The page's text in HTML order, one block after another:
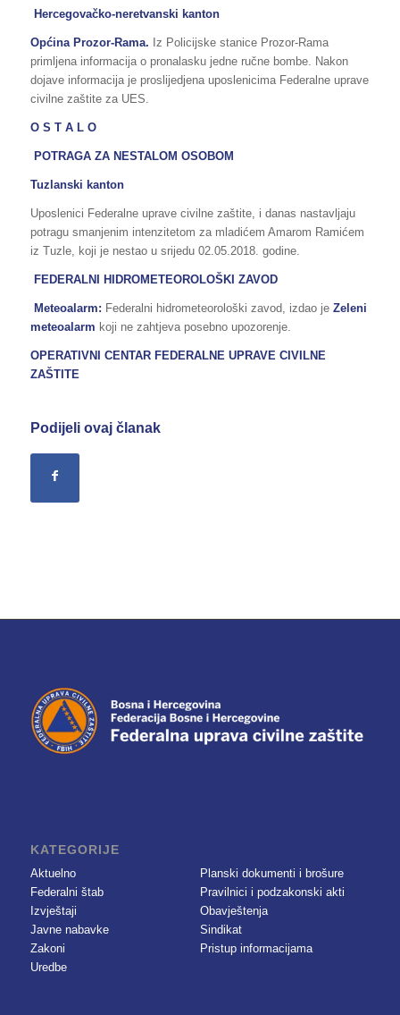
Hercegovačko-neretvanski kanton
Općina Prozor-Rama. Iz Policijske stanice Prozor-Rama
primljena informacija o pronalasku jedne ručne bombe. Nakon
dojave informacija je proslijedjena uposlenicima Federalne uprave
civilne zaštite za UES.
O S T A L O
POTRAGA ZA NESTALOM OSOBOM
Tuzlanski kanton
Uposlenici Federalne uprave civilne zaštite, i danas nastavljaju
potragu smanjenim intenzitetom za mladićem Amarom Ramićem
iz Tuzle, koji je nestao u srijedu 02.05.2018. godine.
FEDERALNI HIDROMETEOROLOŠKI ZAVOD
Meteoalarm: Federalni hidrometeorološki zavod, izdao je Zeleni
meteoalarm koji ne zahtjeva posebno upozorenje.
OPERATIVNI CENTAR FEDERALNE UPRAVE CIVILNE
ZAŠTITE
Podijeli ovaj članak
KATEGORIJE
Aktuelno
Federalni štab
Izvještaji
Javne nabavke
Zakoni
Uredbe
Planski dokumenti i brošure
Pravilnici i podzakonski akti
Obavještenja
Sindikat
Pristup informacijama